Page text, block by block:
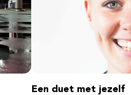
Een duet met jezelf